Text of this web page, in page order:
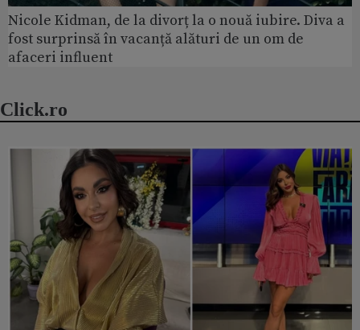
Nicole Kidman, de la divorț la o nouă iubire. Diva a
fost surprinsă în vacanță alături de un om de
afaceri influent
Click.ro